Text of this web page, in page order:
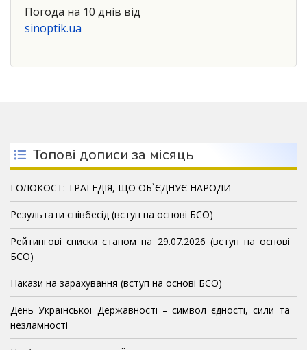
Погода на 10 днів від
sinoptik.ua
Топові дописи за місяць
ГОЛОКОСТ: ТРАГЕДІЯ, ЩО ОБ`ЄДНУЄ НАРОДИ
Результати співбесід (вступ на основі БСО)
Рейтингові списки станом на 29.07.2026 (вступ на основі
БСО)
Накази на зарахування (вступ на основі БСО)
День Української Державності – символ єдності, сили та
незламності